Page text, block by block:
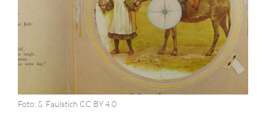
Foto: S. Faulstich CC BY 4.0